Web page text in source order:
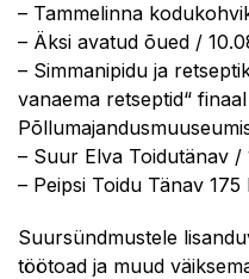
– Tammelinna
– Äksi avatud õued /
– Simmanipidu ja
vanaema retseptid“
– Suur Elva Toidutänav /
– Peipsi Toidu Tänav 175
Suursündmustele
töötoad ja muud